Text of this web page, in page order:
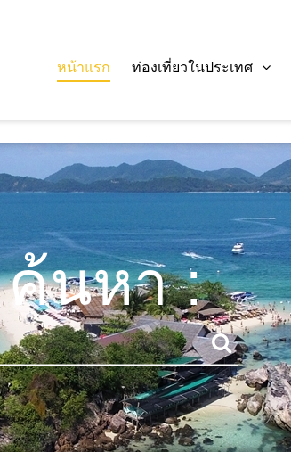
หน้าแรก ท่องเที่ยวในประเทศ
ค้นหา :